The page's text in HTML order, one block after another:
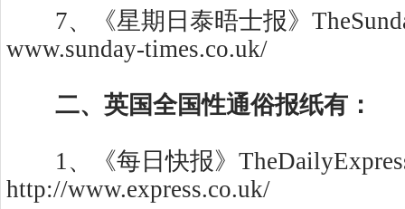
7、《星期日泰晤士报》
www.sunday-times.co.uk/
二、英国全国性通俗报纸有：
1、《每日快报》
http://www.express.co.uk/